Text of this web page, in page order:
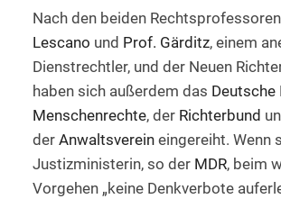
Nach den beiden Rechtsprofessoren
Lescano und Prof. Gärditz, einem
Dienstrechtler, und der Neuen
haben sich außerdem das
Menschenrechte, der Richterbund
der Anwaltsverein eingereiht. Wenn
Justizministerin, so der MDR, beim
Vorgehen „keine Denkverbote